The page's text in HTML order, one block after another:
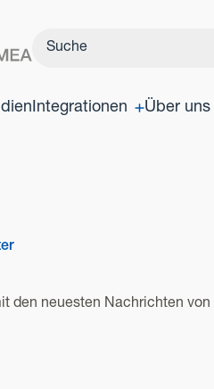
Integrationen Über uns
den neuesten Nachrichten